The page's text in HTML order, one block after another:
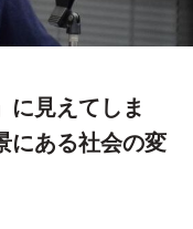
に見えてしま
にある社会の変